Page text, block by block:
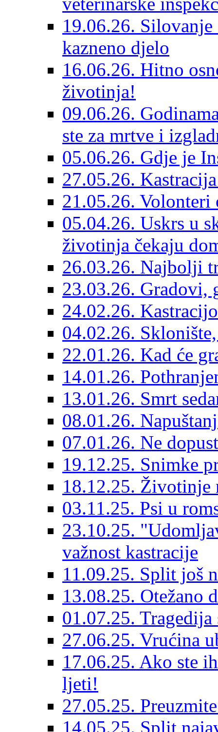
19.06.26.
kazneno djelo
16.06.26. Hitno
životinja!
09.06.26.
ste za mrtve i
05.06.26. Gdje je
27.05.26.
21.05.26. Volonteri
05.04.26. Uskrs u
životinja čekaju
26.03.26. Najbolji
23.03.26. Gradovi,
24.02.26.
04.02.26.
22.01.26. Kad će
14.01.26.
13.01.26. Smrt
08.01.26.
07.01.26. Ne
19.12.25. Snimke
18.12.25. Životinje
03.11.25. Psi u
23.10.25.
važnost kastracije
11.09.25. Split još
13.08.25. Otežano
01.07.25.
27.06.25. Vrućina
17.06.25. Ako ste
ljeti!
27.05.25.
14.05.25. Split